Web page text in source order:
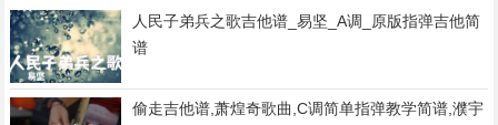
人民子弟兵之歌吉他谱_易坚_A调_原版指弹吉他简
谱
偷走吉他谱,萧煌奇歌曲,C调简单指弹教学简谱,濮宇